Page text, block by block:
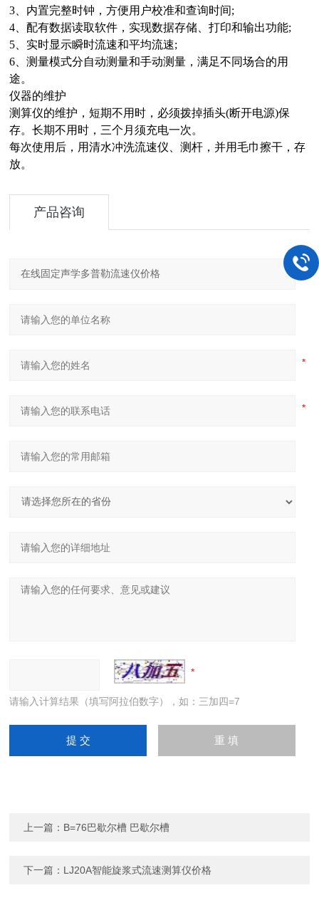
3、内置完整时钟，方便用户校准和查询时间;
4、配有数据读取软件，实现数据存储、打印和输出功能;
5、实时显示瞬时流速和平均流速;
6、测量模式分自动测量和手动测量，满足不同场合的用
途。
仪器的维护
测算仪的维护，短期不用时，必须拨掉插头(断开电源)保
存。长期不用时，三个月须充电一次。
每次使用后，用清水冲洗流速仪、测杆，并用毛巾擦干，存
放。
产品咨询
请输入计算结果（填写阿拉伯数字），如：三加四=7
上一篇： B=76巴歇尔槽 巴歇尔槽
下一篇： LJ20A智能旋浆式流速测算仪价格